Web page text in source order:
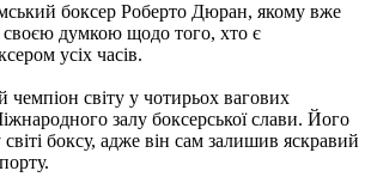
боксер Роберто Дюран, якому вже
своєю думкою щодо того, хто є
усіх часів.
світу у чотирьох вагових
залу боксерської слави. Його
боксу, адже він сам залишив яскравий